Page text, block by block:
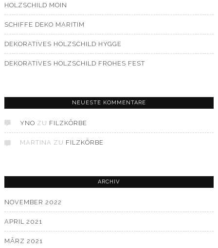
HOLZSCHILD MOIN
SCHIFFE DEKO MARITIM
DEKORATIVES HOLZSCHILD HYGGE
DEKORATIVES HOLZSCHILD FROHES FEST
NEUESTE KOMMENTARE
YNO ZU FILZKÖRBE
MARTINA ZU FILZKÖRBE
ARCHIV
NOVEMBER 2022
APRIL 2021
MÄRZ 2021